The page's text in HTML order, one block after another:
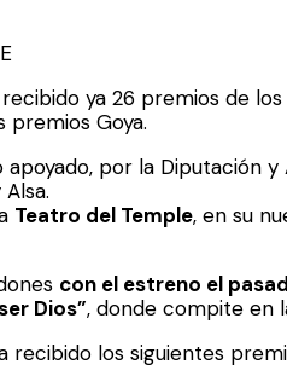
recibido ya 26 premios de
Goya.
por la Diputación
Teatro del Temple, en su
con el estreno el
Dios”, donde compite en
recibido los siguientes